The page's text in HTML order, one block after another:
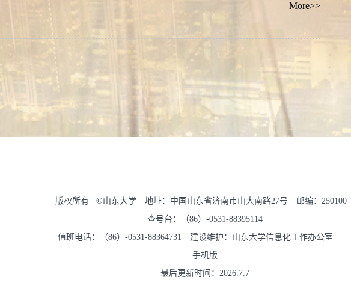
More>>
版权所有 ©山东大学 地址：中国山东省济南市山大南路27号 邮编：250100
查号台：（86）-0531-88395114
值班电话：（86）-0531-88364731 建设维护：山东大学信息化工作办公室
手机版
最后更新时间： 2026.7.7